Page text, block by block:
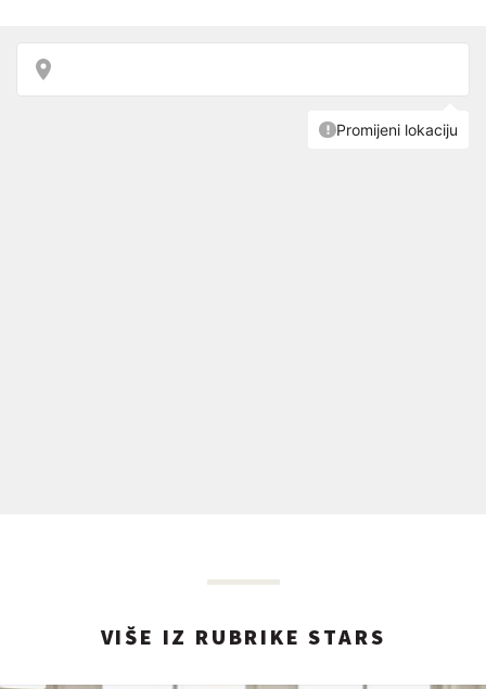
VIŠE IZ RUBRIKE STARS